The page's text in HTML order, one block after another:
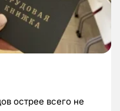
острее всего не